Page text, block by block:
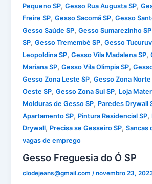
Pequeno SP,Gesso Rua Augusta SP,
Freire SP,Gesso Sacomã SP,Gesso
Gesso Saúde SP,Gesso Sumarezinho SP
SP,Gesso Tremembé SP,Gesso
Leopoldina SP,Gesso Vila Madalena SP,
Mariana SP,Gesso Vila Olimpia SP,
Gesso Zona Leste SP,Gesso Zona Norte
Oeste SP,Gesso Zona Sul SP, Loja
Molduras de Gesso SP, Paredes Drywall
Apartamento SP, Pintura Residencial SP,
Drywall, Precisa se Gesseiro SP,Sancas
vagas de emprego
Gesso Freguesia do Ó SP
clodejeans@gmail.com/novembro 23,